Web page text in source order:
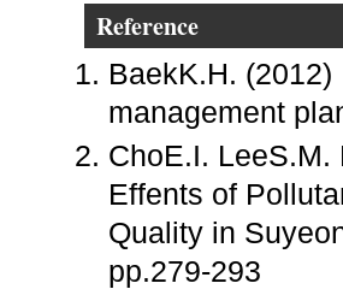
Reference
BaekK.H.
management
ChoE.I. LeeS.M.
Effents of
Quality in
pp.279-293